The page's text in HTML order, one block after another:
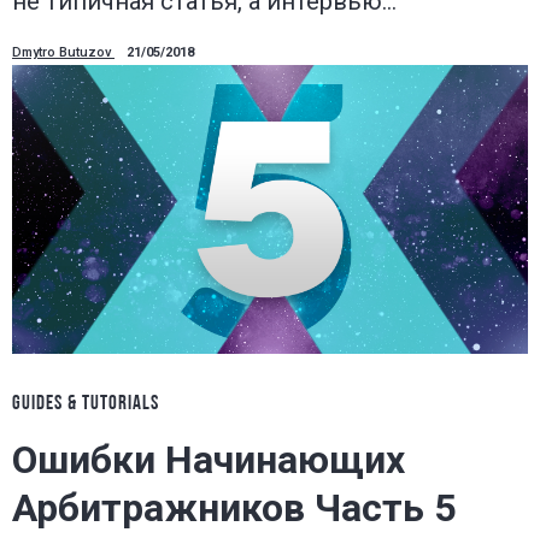
Dmytro Butuzov 21/05/2018
GUIDES & TUTORIALS
Ошибки Начинающих
Арбитражников Часть 5